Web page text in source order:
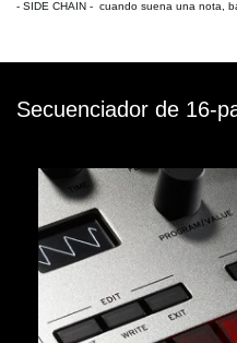
- SIDE CHAIN - cuando suena una nota,
Secuenciador de 16-